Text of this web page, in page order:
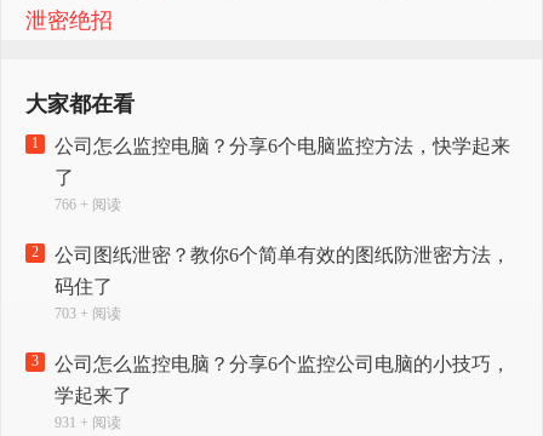
泄密绝招
大家都在看
1
公司怎么监控电脑？分享6个电脑监控方法，快学起来
了
766 + 阅读
2
公司图纸泄密？教你6个简单有效的图纸防泄密方法，
码住了
703 + 阅读
3
公司怎么监控电脑？分享6个监控公司电脑的小技巧，
学起来了
931 + 阅读